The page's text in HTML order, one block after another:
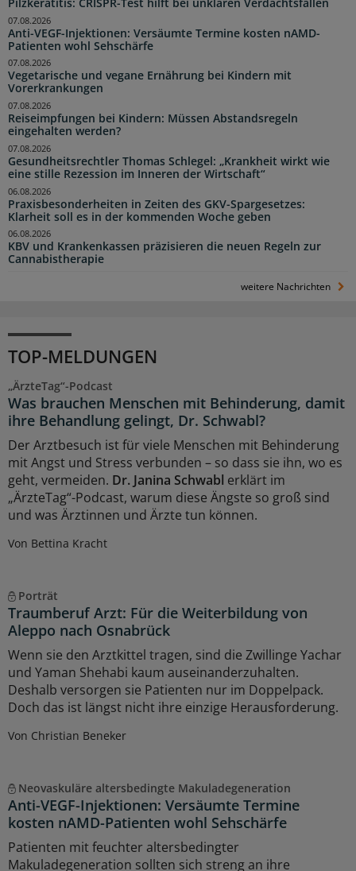
Pilzkeratitis: CRISPR-Test hilft bei unklaren Verdachtsfällen
Anti-VEGF-Injektionen: Versäumte Termine kosten nAMD-
Patienten wohl Sehschärfe
07.08.2026
Vegetarische und vegane Ernährung bei Kindern mit
Vorerkrankungen
07.08.2026
Reiseimpfungen bei Kindern: Müssen Abstandsregeln
eingehalten werden?
07.08.2026
Gesundheitsrechtler Thomas Schlegel: „Krankheit wirkt wie
eine stille Rezession im Inneren der Wirtschaft“
07.08.2026
Praxisbesonderheiten in Zeiten des GKV-Spargesetzes:
Klarheit soll es in der kommenden Woche geben
06.08.2026
KBV und Krankenkassen präzisieren die neuen Regeln zur
Cannabistherapie
06.08.2026
weitere Nachrichten
TOP-MELDUNGEN
„ÄrzteTag“-Podcast
Was brauchen Menschen mit Behinderung, damit
ihre Behandlung gelingt, Dr. Schwabl?
Der Arztbesuch ist für viele Menschen mit Behinderung
mit Angst und Stress verbunden – so dass sie ihn, wo es
geht, vermeiden. Dr. Janina Schwabl erklärt im
„ÄrzteTag“-Podcast, warum diese Ängste so groß sind
und was Ärztinnen und Ärzte tun können.
Von Bettina Kracht
Porträt
Traumberuf Arzt: Für die Weiterbildung von
Aleppo nach Osnabrück
Wenn sie den Arztkittel tragen, sind die Zwillinge Yachar
und Yaman Shehabi kaum auseinanderzuhalten.
Deshalb versorgen sie Patienten nur im Doppelpack.
Doch das ist längst nicht ihre einzige Herausforderung.
Von Christian Beneker
Neovaskuläre altersbedingte Makuladegeneration
Anti-VEGF-Injektionen: Versäumte Termine
kosten nAMD-Patienten wohl Sehschärfe
Patienten mit feuchter altersbedingter
Makuladegeneration sollten sich streng an ihre